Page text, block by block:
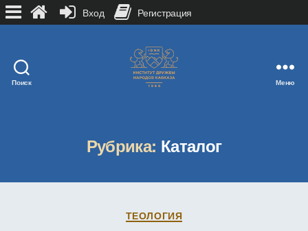
Поиск Меню
Рубрика: Каталог
Рубрики
ТЕОЛОГИЯ
Вход Регистрация